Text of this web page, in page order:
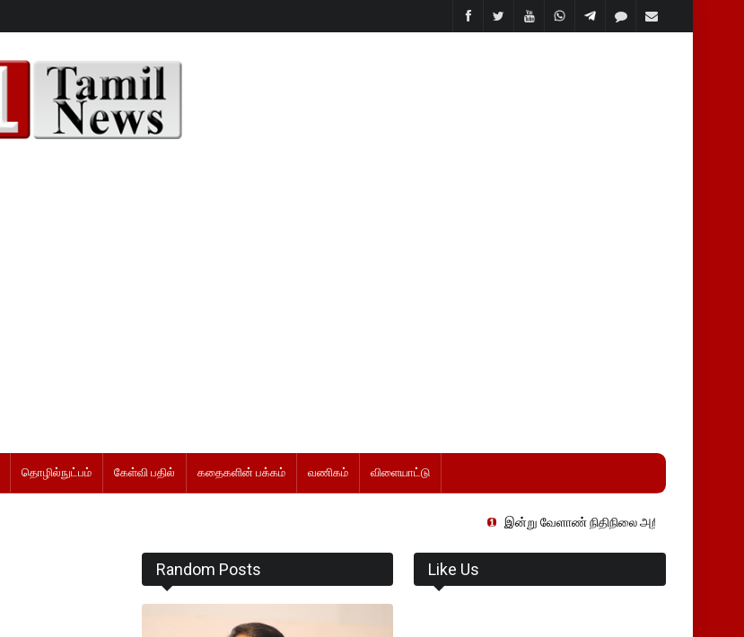
தொழில்நுட்பம் கேள்வி பதில் கதைகளின் பக்கம் வணிகம் விளையாட்டு
இன்று வேளாண் நிதிநிலை அறிக்கை தாக்கல் செய்து
Random Posts Like Us